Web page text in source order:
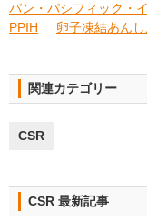
パン・パシフィック・
PPIH
卵子凍結あん
関連カテゴリー
CSR
CSR 最新記事